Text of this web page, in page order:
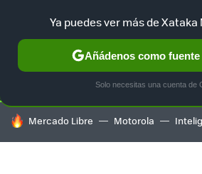
SELECCIÓN GAMING HOME
HOY SE HABLA DE
Mercado Libre Motorola
Ya puedes ver más de Xataka
Añádenos como
Solo necesitas una cuenta de